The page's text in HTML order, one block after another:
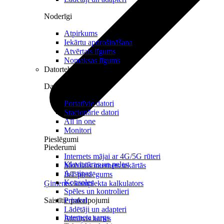
Pieslēgumi
Internets mājai ar 4G/5G rūteri
Mobilais internets iekārtās
IoT pieslēgums
Ģimenes komplekta kalkulators
Saistītie pakalpojumi
Interneta sargs
Noderīgi
Atpirkums
Iekārtu apdrošināšana
Atvērtais līgums
Nomaksas līgums
Datortehnika
Datori un Monitori
Portatīvie datori
Stacionārie datori
All in one
Monitori
Piederumi
Klaviatūras un peles
Austiņas
Konsoles
Spēles un kontrolieri
Printeri
Lādētāji un adapteri
Atmiņas kartes